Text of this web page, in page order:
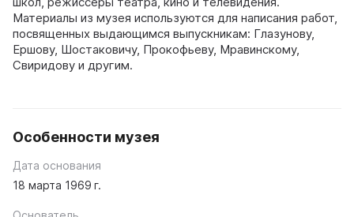
Материалы из музея используются для написания работ,
посвященных выдающимся выпускникам: Глазунову,
Ершову, Шостаковичу, Прокофьеву, Мравинскому,
Свиридову и другим.
Особенности музея
Дата основания
18 марта 1969 г.